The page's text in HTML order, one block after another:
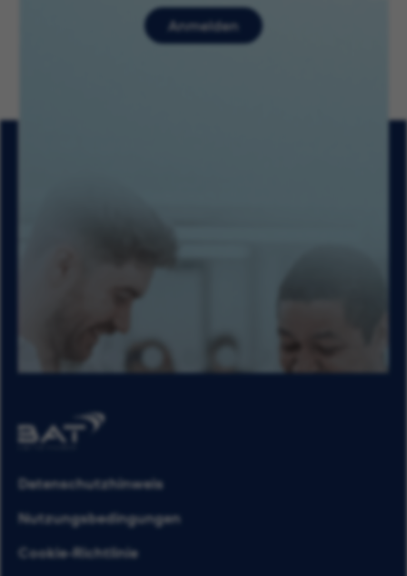
Anmelden
Datenschutzhinweis
Nutzungsbedingungen
Cookie-Richtlinie